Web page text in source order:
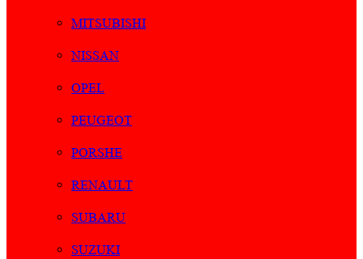
MITSUBISHI
NISSAN
OPEL
PEUGEOT
PORSHE
RENAULT
SUBARU
SUZUKI